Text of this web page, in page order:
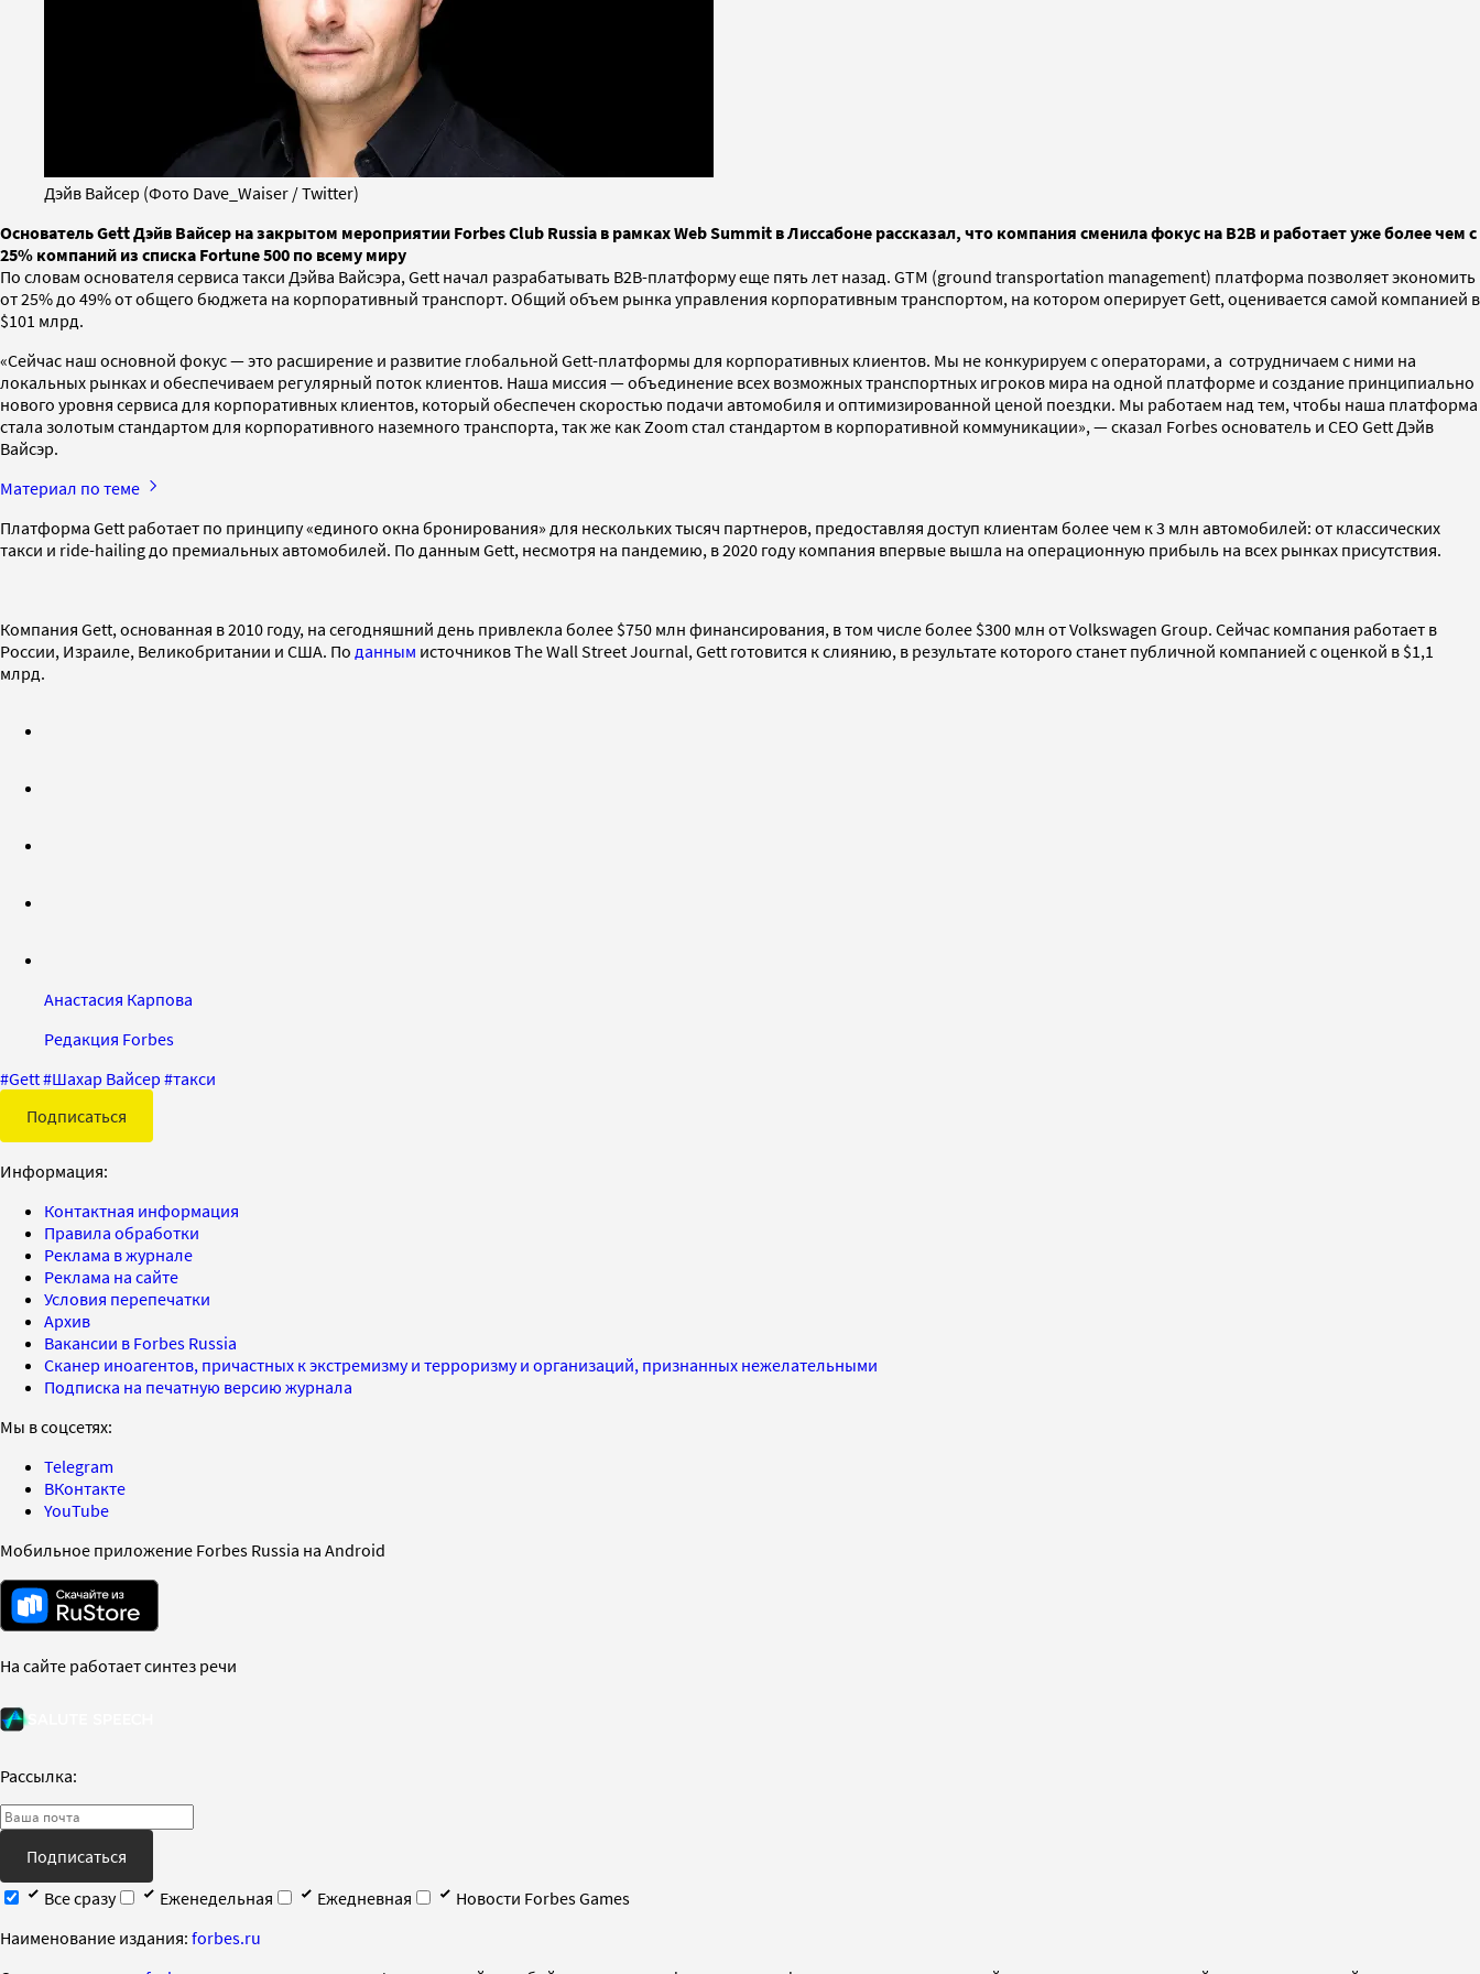
Дэйв Вайсер (Фото Dave_Waiser / Twitter)
Основатель Gett Дэйв Вайсер на закрытом мероприятии Forbes Club Russia в рамках Web Summit в Лиссабоне рассказал, что компания сменила фокус на B2B и работает уже более чем с
25% компаний из списка Fortune 500 по всему миру
По словам основателя сервиса такси Дэйва Вайсэра, Gett начал разрабатывать B2B-платформу еще пять лет назад. GTM (ground transportation management) платформа позволяет экономить
от 25% до 49% от общего бюджета на корпоративный транспорт. Общий объем рынка управления корпоративным транспортом, на котором оперирует Gett, оценивается самой компанией в
$101 млрд.
«Сейчас наш основной фокус — это расширение и развитие глобальной Gett-платформы для корпоративных клиентов. Мы не конкурируем с операторами, а сотрудничаем с ними на
локальных рынках и обеспечиваем регулярный поток клиентов. Наша миссия — объединение всех возможных транспортных игроков мира на одной платформе и создание принципиально
нового уровня сервиса для корпоративных клиентов, который обеспечен скоростью подачи автомобиля и оптимизированной ценой поездки. Мы работаем над тем, чтобы наша платформа
стала золотым стандартом для корпоративного наземного транспорта, так же как Zoom стал стандартом в корпоративной коммуникации», — сказал Forbes основатель и CEO Gett Дэйв
Вайсэр.
Материал по теме
Платформа Gett работает по принципу «единого окна бронирования» для нескольких тысяч партнеров, предоставляя доступ клиентам более чем к 3 млн автомобилей: от классических
такси и ride-hailing до премиальных автомобилей. По данным Gett, несмотря на пандемию, в 2020 году компания впервые вышла на операционную прибыль на всех рынках присутствия.
Компания Gett, основанная в 2010 году, на сегодняшний день привлекла более $750 млн финансирования, в том числе более $300 млн от Volkswagen Group. Сейчас компания работает в
России, Израиле, Великобритании и США. По данным источников The Wall Street Journal, Gett готовится к слиянию, в результате которого станет публичной компанией с оценкой в $1,1
млрд.
Анастасия Карпова
Редакция Forbes
#Gett#Шахар Вайсер #такси
Подписаться
Информация:
Контактная информация
Правила обработки
Реклама в журнале
Реклама на сайте
Условия перепечатки
Архив
Вакансии в Forbes Russia
Сканер иноагентов, причастных к экстремизму и терроризму и организаций, признанных нежелательными
Подписка на печатную версию журнала
Мы в соцсетях:
Telegram
ВКонтакте
YouTube
Мобильное приложение Forbes Russia на Android
На сайте работает синтез речи
Рассылка:
Подписаться
Все сразу
Еженедельная Ежедневная
Новости Forbes Games
Наименование издания: forbes.ru